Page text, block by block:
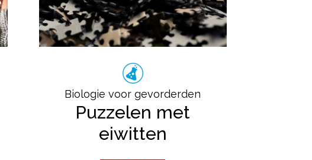
Biologie voor gevorderden
Puzzelen met
eiwitten